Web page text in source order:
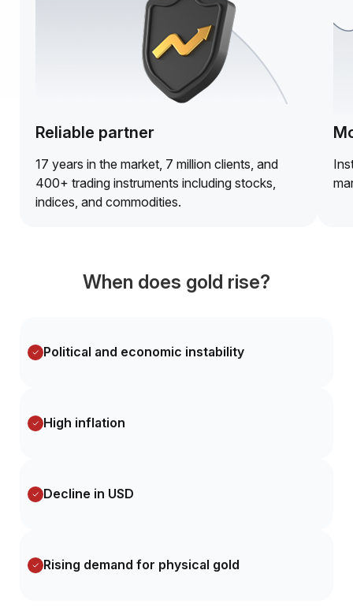
Reliable partner
17 years in the market, 7 million clients, and
400+ trading instruments including stocks,
indices, and commodities.
When does gold rise?
Political and economic instability
High inflation
Decline in USD
Rising demand for physical gold